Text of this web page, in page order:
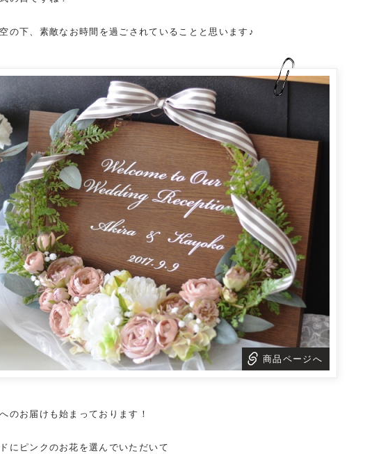
の下、素敵なお時間を過ごされていることと思います♪
商品ページへ
のお届けも始まっております！
にピンクのお花を選んでいただいて